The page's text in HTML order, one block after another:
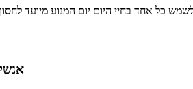
כל אחד בחיי היום יום המנוע מיועד